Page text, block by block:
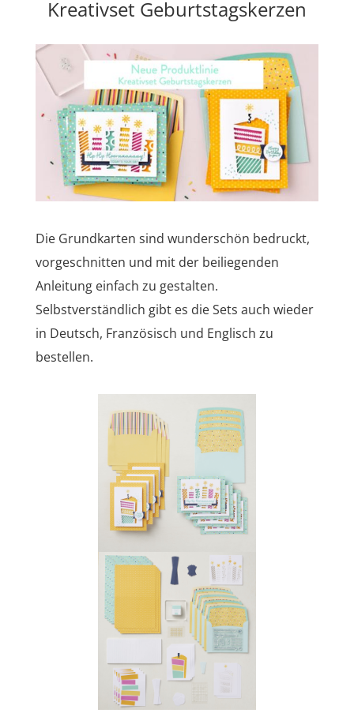
Kreativset Geburtstagskerzen
Die Grundkarten sind wunderschön bedruckt,
vorgeschnitten und mit der beiliegenden
Anleitung einfach zu gestalten.
Selbstverständlich gibt es die Sets auch wieder
in Deutsch, Französisch und Englisch zu
bestellen.